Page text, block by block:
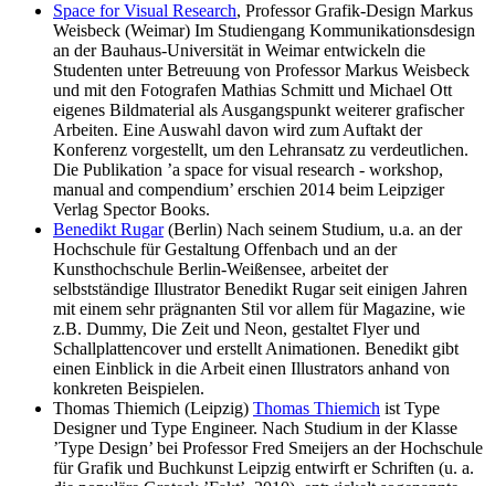
Space for Visual Research, Professor Grafik-Design Markus
Weisbeck (Weimar) Im Studiengang Kommunikationsdesign
an der Bauhaus-Universität in Weimar entwickeln die
Studenten unter Betreuung von Professor Markus Weisbeck
und mit den Fotografen Mathias Schmitt und Michael Ott
eigenes Bildmaterial als Ausgangspunkt weiterer grafischer
Arbeiten. Eine Auswahl davon wird zum Auftakt der
Konferenz vorgestellt, um den Lehransatz zu verdeutlichen.
Die Publikation ’a space for visual research - workshop,
manual and compendium’ erschien 2014 beim Leipziger
Verlag Spector Books.
Benedikt Rugar(Berlin) Nach seinem Studium, u.a. an der
Hochschule für Gestaltung Offenbach und an der
Kunsthochschule Berlin-Weißensee, arbeitet der
selbstständige Illustrator Benedikt Rugar seit einigen Jahren
mit einem sehr prägnanten Stil vor allem für Magazine, wie
z.B. Dummy, Die Zeit und Neon, gestaltet Flyer und
Schallplattencover und erstellt Animationen. Benedikt gibt
einen Einblick in die Arbeit einen Illustrators anhand von
konkreten Beispielen.
Thomas Thiemich (Leipzig) Thomas Thiemich ist Type
Designer und Type Engineer. Nach Studium in der Klasse
’Type Design’ bei Professor Fred Smeijers an der Hochschule
für Grafik und Buchkunst Leipzig entwirft er Schriften (u. a.